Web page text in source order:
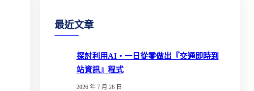
最近文章
探討利用AI‧一日從零做出『交通即時到
站資訊』程式
2026 年 7 月 28 日